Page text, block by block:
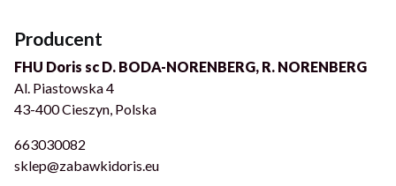
Producent
FHU Doris sc D. BODA-NORENBERG, R. NORENBERG
Al. Piastowska 4
43-400 Cieszyn, Polska
663030082
sklep@zabawkidoris.eu